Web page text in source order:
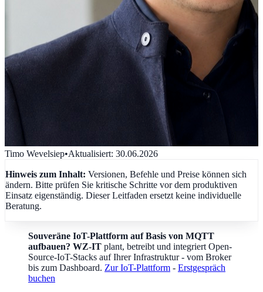
Timo Wevelsiep•Aktualisiert: 30.06.2026
Hinweis zum Inhalt: Versionen, Befehle und Preise können sich
ändern. Bitte prüfen Sie kritische Schritte vor dem produktiven
Einsatz eigenständig. Dieser Leitfaden ersetzt keine individuelle
Beratung.
Souveräne IoT-Plattform auf Basis von MQTT
aufbauen? WZ-IT plant, betreibt und integriert Open-
Source-IoT-Stacks auf Ihrer Infrastruktur - vom Broker
bis zum Dashboard. Zur IoT-Plattform - Erstgespräch
buchen